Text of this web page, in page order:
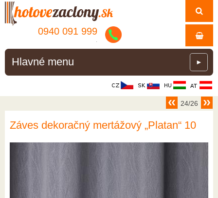
0940 091 999
Hlavné menu ►
24/26
Záves dekoračný mertážový „Platan“ 10